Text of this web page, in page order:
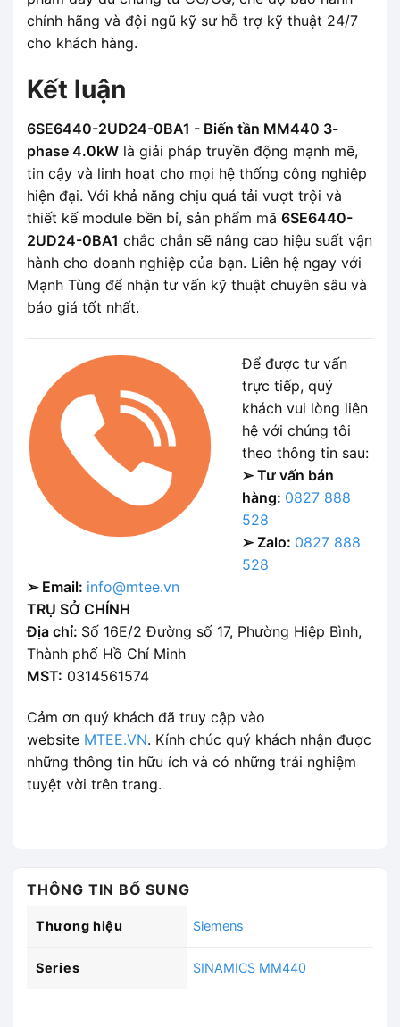
chính hãng và đội ngũ kỹ sư hỗ trợ kỹ thuật 24/7
cho khách hàng.
Kết luận
6SE6440-2UD24-0BA1 - Biến tần MM440 3-
phase 4.0kW là giải pháp truyền động mạnh mẽ,
tin cậy và linh hoạt cho mọi hệ thống công nghiệp
hiện đại. Với khả năng chịu quá tải vượt trội và
thiết kế module bền bỉ, sản phẩm mã 6SE6440-
2UD24-0BA1 chắc chắn sẽ nâng cao hiệu suất vận
hành cho doanh nghiệp của bạn. Liên hệ ngay với
Mạnh Tùng để nhận tư vấn kỹ thuật chuyên sâu và
báo giá tốt nhất.
Để được tư vấn
trực tiếp, quý
khách vui lòng liên
hệ với chúng tôi
theo thông tin sau:
➢ Tư vấn bán
hàng: 0827 888
528
➢ Zalo: 0827 888
528
➢ Email: info@mtee.vn
TRỤ SỞ CHÍNH
Địa chỉ: Số 16E/2 Đường số 17, Phường Hiệp Bình,
Thành phố Hồ Chí Minh
MST: 0314561574
Cảm ơn quý khách đã truy cập vào
website MTEE.VN. Kính chúc quý khách nhận được
những thông tin hữu ích và có những trải nghiệm
tuyệt vời trên trang.
THÔNG TIN BỔ SUNG
Thương hiệu Siemens
Series SINAMICS MM440